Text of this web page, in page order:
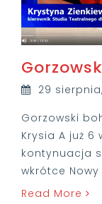
29
Gorzowski
Krysia A już
kontynuacja
wkrótce Nowy
Read More